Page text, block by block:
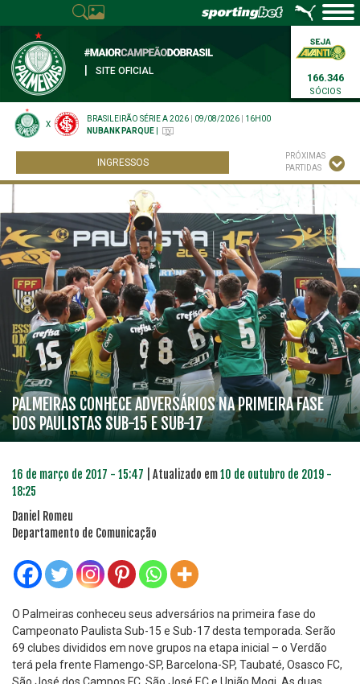
SITE OFICIAL
166.346
SÓCIOS
X
BRASILEIRÃO SÉRIE A 2026 09/08/2026
16H00
NUBANK PARQUE
INGRESSOS
PRÓXIMAS
PARTIDAS
PALMEIRAS CONHECE ADVERSÁRIOS NA PRIMEIRA FASE
DOS PAULISTAS SUB-15 E SUB-17
16 de março de 2017 - 15:47 | Atualizado em10 de outubro de 2019 -
18:25
Daniel Romeu
Departamento de Comunicação
O Palmeiras conheceu seus adversários na primeira fase do
Campeonato Paulista Sub-15 e Sub-17 desta temporada. Serão
69 clubes divididos em nove grupos na etapa inicial – o Verdão
terá pela frente Flamengo-SP, Barcelona-SP, Taubaté, Osasco FC,